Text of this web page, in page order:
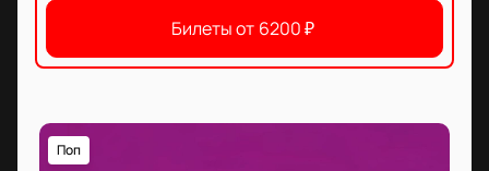
Билеты от 6200₽
Поп